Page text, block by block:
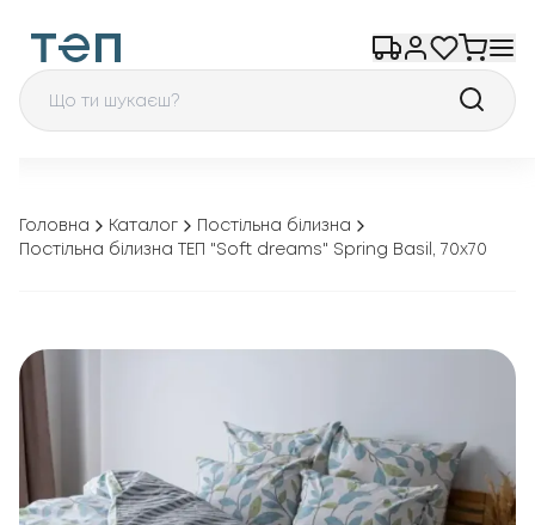
Головна Каталог
Постільна білизна
Постільна білизна ТЕП "Soft dreams" Spring Basil, 70x70